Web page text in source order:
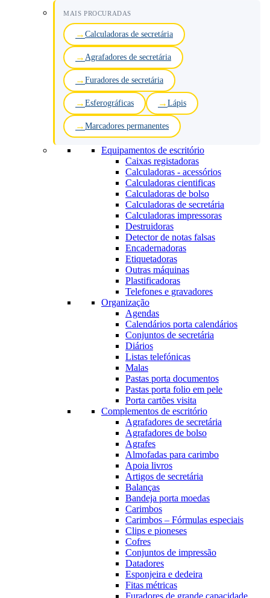
MAIS PROCURADAS
Calculadoras de secretária
Agrafadores de secretária
Furadores de secretária
Esferográficas Lápis
Marcadores permanentes
Equipamentos de escritório
Caixas registadoras
Calculadoras - acessórios
Calculadoras cientificas
Calculadoras de bolso
Calculadoras de secretária
Calculadoras impressoras
Destruidoras
Detector de notas falsas
Encadernadoras
Etiquetadoras
Outras máquinas
Plastificadoras
Telefones e gravadores
Organização
Agendas
Calendários porta calendários
Conjuntos de secretária
Diários
Listas telefónicas
Malas
Pastas porta documentos
Pastas porta folio em pele
Porta cartões visita
Complementos de escritório
Agrafadores de secretária
Agrafadores de bolso
Agrafes
Almofadas para carimbo
Apoia livros
Artigos de secretária
Balanças
Bandeja porta moedas
Carimbos
Carimbos – Fórmulas especiais
Clips e pioneses
Cofres
Conjuntos de impressão
Datadores
Esponjeira e dedeira
Fitas métricas
Furadores de grande capacidade